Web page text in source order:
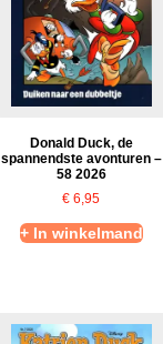
Donald Duck, de
spannendste avonturen –
58 2026
€ 6,95
+ In winkelmand